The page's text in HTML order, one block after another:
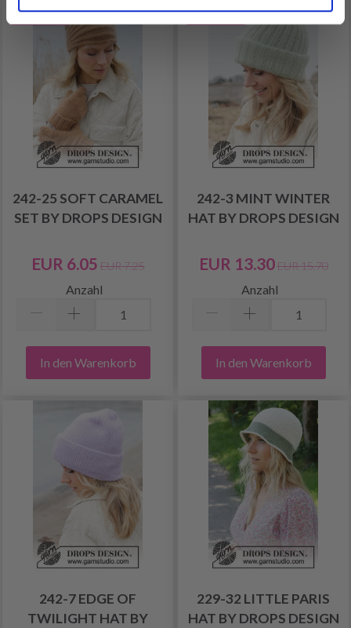
16% Rabatt
242-25 SOFT CARAMEL
SET BY DROPS DESIGN
EUR 6.05 EUR 7.25
Anzahl
In den Warenkorb
15% Rabatt
242-3 MINT WINTER
HAT BY DROPS DESIGN
EUR 13.30 EUR 15.70
Anzahl
In den Warenkorb
242-7 EDGE OF
TWILIGHT HAT BY
229-32 LITTLE PARIS
HAT BY DROPS DESIGN